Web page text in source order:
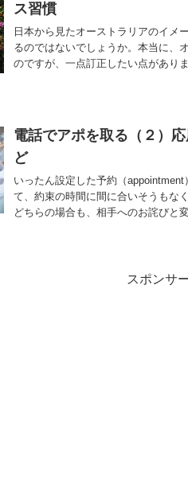
ス習慣
日本から見たオーストラリアのイメ
るのではないでしょうか。本当に、
のですが、一点訂正したい点があり
電話でアポを取る（２）
ど
いったん設定した予約（
て、約束の時間に間に合いそうもな
どちらの場合も、相手へのお詫びと
スポンサ